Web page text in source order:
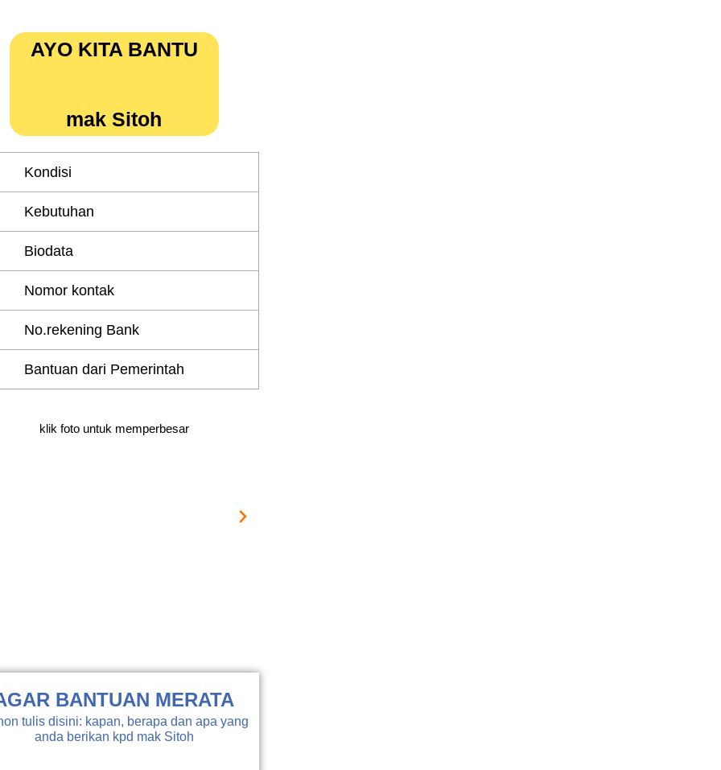
AYO KITA BANTU
mak Sitoh
Kondisi
Kebutuhan
Biodata
Nomor kontak
No.rekening Bank
Bantuan dari Pemerintah
klik foto untuk memperbesar
BANTUAN MERATA
tulis disini: kapan, berapa dan apa yang
anda berikan kpd mak Sitoh